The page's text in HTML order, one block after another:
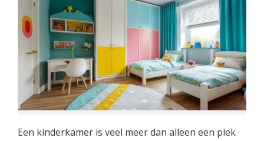
Een kinderkamer is veel meer dan alleen een plek